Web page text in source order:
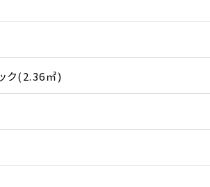
ク(2.36㎡)